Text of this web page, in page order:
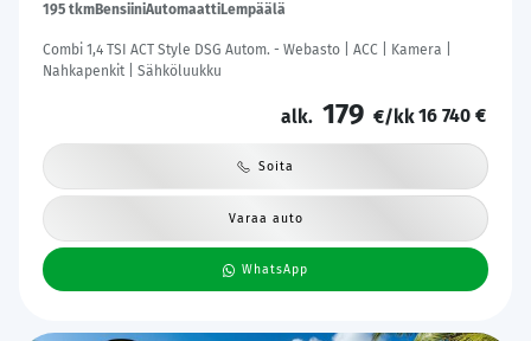
195 tkmBensiiniAutomaattiLempäälä
Combi 1,4 TSI ACT Style DSG Autom. - Webasto | ACC | Kamera |
Nahkapenkit | Sähköluukku
alk. 179 €/kk16 740 €
Soita
Varaa auto
WhatsApp